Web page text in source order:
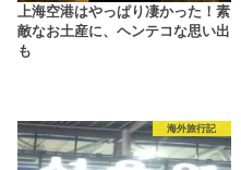
上海空港はやっぱり凄かった！素
敵なお土産に、ヘンテコな思い出
も
海外旅行記